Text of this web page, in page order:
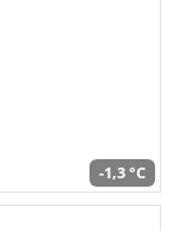
-1,3 °C